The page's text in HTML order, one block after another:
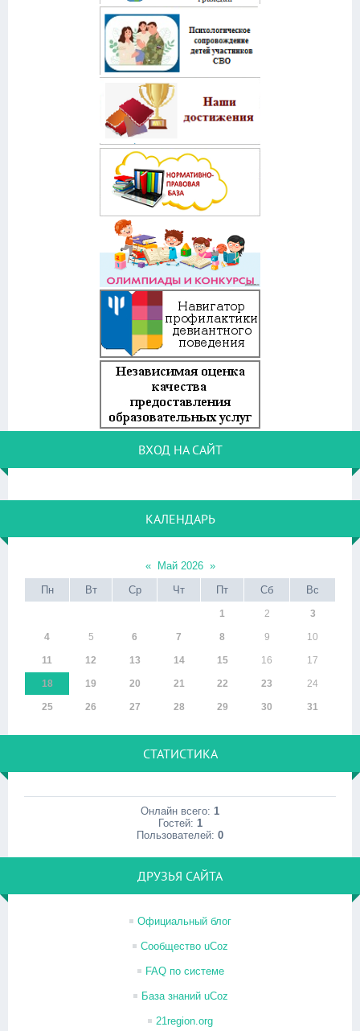
ВХОД НА САЙТ
КАЛЕНДАРЬ
« Май 2026 »
Пн
Вт Ср Чт Пт Сб Вс
1 2 3
4 5 6 7 8 9 10
11 12 13 14 15 16 17
18 19 20 21 22 23 24
25 26 27 28 29 30 31
СТАТИСТИКА
Онлайн всего: 1
Гостей: 1
Пользователей: 0
ДРУЗЬЯ САЙТА
Официальный блог
Сообщество uCoz
FAQ по системе
База знаний uCoz
21region.org